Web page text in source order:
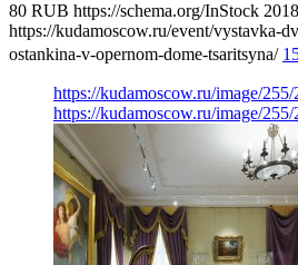
80 RUB https://schema.org/InStock
https://kudamoscow.ru/event/vystavka-
ostankina-v-opernom-dome-tsaritsyna/
https://kudamoscow.ru/image/
https://kudamoscow.ru/image/